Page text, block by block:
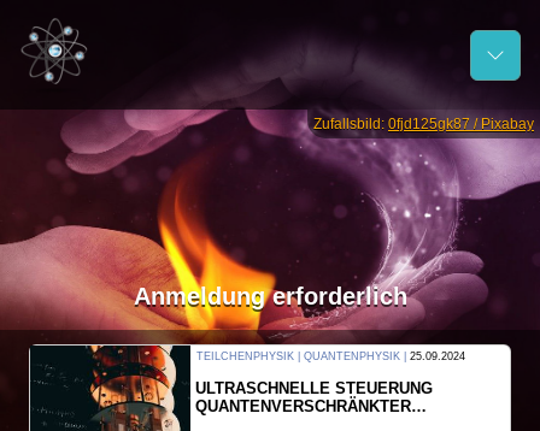
Anmeldung erforderlich
TEILCHENPHYSIK | QUANTENPHYSIK | 25.09.2024
ULTRASCHNELLE STEUERUNG
QUANTENVERSCHRÄNKTER
Zufallsbild: 0fjd125gk87 / Pixabay